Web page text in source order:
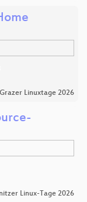
Grazer Linuxtage 2026
Linux-Tage 2026